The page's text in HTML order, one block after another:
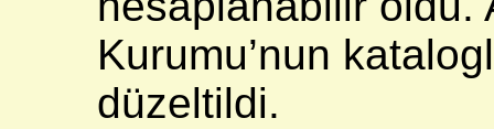
Kurumu’nun
düzeltildi.